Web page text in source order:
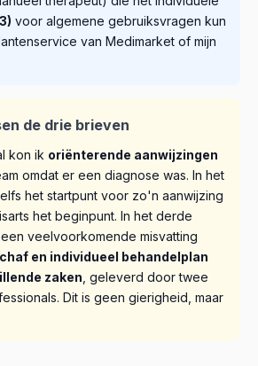
voor algemene gebruiksvragen kun
van Medimarket of mijn
de drie brieven
kon ik oriënterende aanwijzingen
omdat er een diagnose was. In het
het startpunt voor zo'n aanwijzing
het beginpunt. In het derde
veelvoorkomende misvatting
en individueel behandelplan
zaken , geleverd door twee
Dit is geen gierigheid, maar